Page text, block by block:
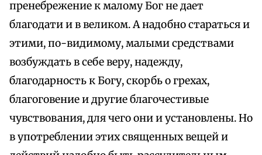
пренебрежение к малому Бог не дает
благодати и в великом. А надобно стараться и
этими, по-видимому, малыми средствами
возбуждать в себе веру, надежду,
благодарность к Богу, скорбь о грехах,
благоговение и другие благочестивые
чувствования, для чего они и установлены. Но
в употреблении этих священных вещей и